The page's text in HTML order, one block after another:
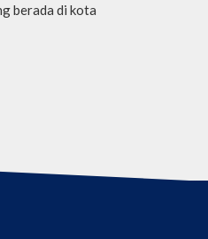
berada di kota